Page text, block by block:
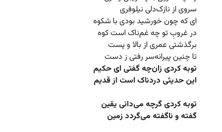
سروی از نازک‌دلی نیلوفری
ای که چون خورشید بودی با شکوه
در غروبِ تو چه غم‌ناک است کوه
برگذشتی عمری از بالا و پست
تا چنین پیرانه‌سر رفتی ز دست
توبه کردی زان‌چه گفتی ای حکیم
این حدیثی دردناک است از قدیم
توبه کردی گرچه می‌دانی یقین
گفته و ناگفته می‌گردد زمین